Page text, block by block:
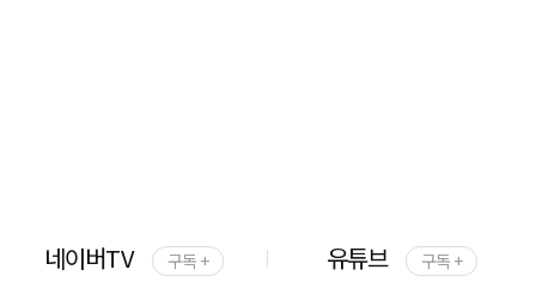
네이버TV 구독 + 유튜브 구독 +